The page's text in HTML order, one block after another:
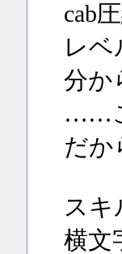
cab
レ
分か
……
だか
ス
横文